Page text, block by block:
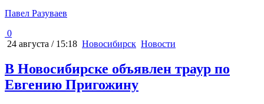
Павел Разуваев
0
24 августа / 15:18 Новосибирск Новости
В Новосибирске объявлен траур по
Евгению Пригожину